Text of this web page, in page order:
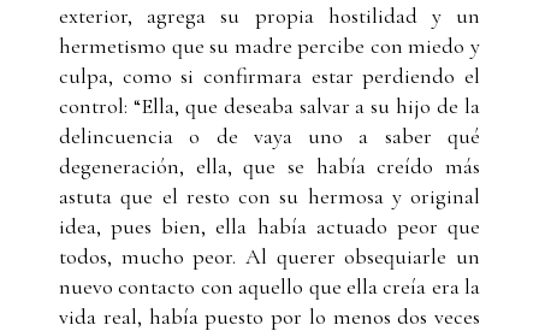
exterior, agrega su propia hostilidad y un
hermetismo que su madre percibe con miedo y
culpa, como si confirmara estar perdiendo el
control: “Ella, que deseaba salvar a su hijo de la
delincuencia o de vaya uno a saber qué
degeneración, ella, que se había creído más
astuta que el resto con su hermosa y original
idea, pues bien, ella había actuado peor que
todos, mucho peor. Al querer obsequiarle un
nuevo contacto con aquello que ella creía era la
vida real, había puesto por lo menos dos veces